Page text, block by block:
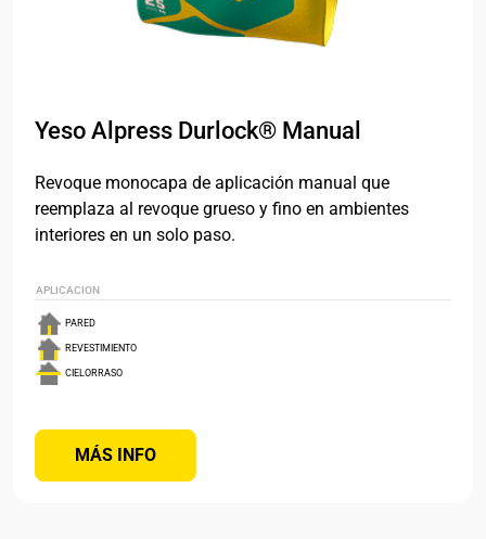
Yeso Alpress Durlock® Manual
Revoque monocapa de aplicación manual que
reemplaza al revoque grueso y fino en ambientes
interiores en un solo paso.
APLICACION
PARED
REVESTIMIENTO
CIELORRASO
MÁS INFO